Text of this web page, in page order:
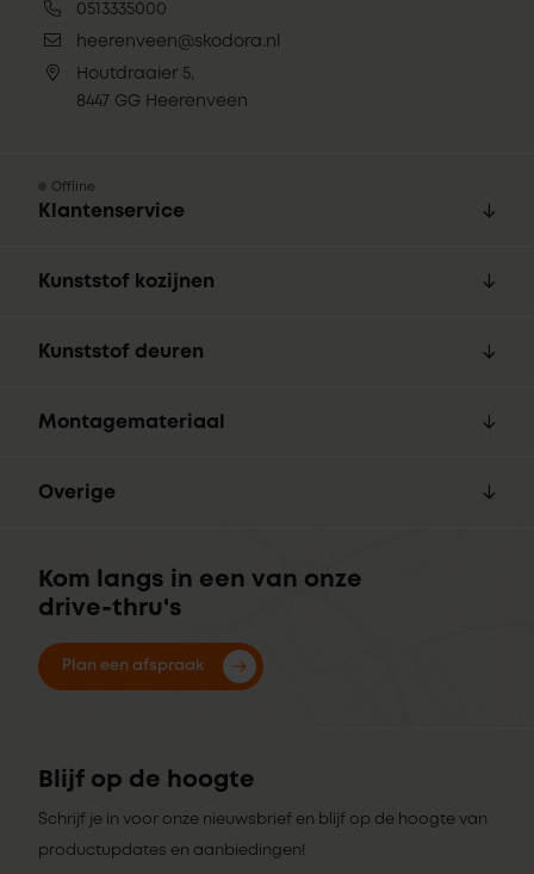
0513335000
heerenveen@skodora.nl
Houtdraaier 5,
8447 GG Heerenveen
Offline
Klantenservice
Kunststof kozijnen
Kunststof deuren
Montagemateriaal
Overige
Kom langs in een van onze
drive-thru's
Plan een afspraak
Blijf op de hoogte
Schrijf je in voor onze nieuwsbrief en blijf op de hoogte van
productupdates en aanbiedingen!